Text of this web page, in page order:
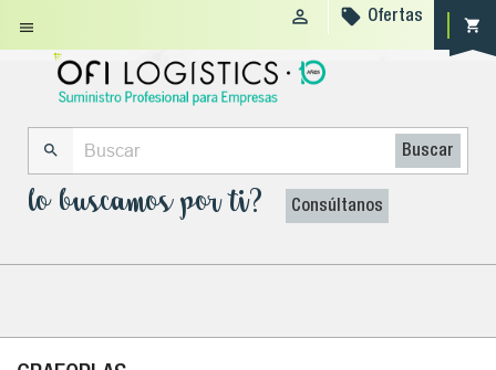
 shopping_cart
  Ofertas
 Buscar
lo buscamos por ti? Consúltanos